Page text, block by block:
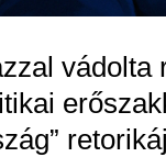
vádolta